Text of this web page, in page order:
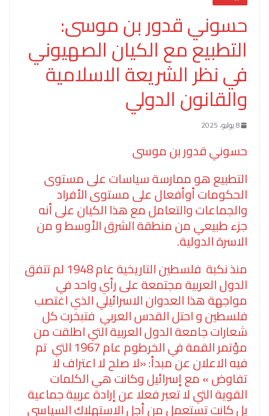
حسوني قدور بن موسى:
التطبيع مع الكيان الصهيوني
في نظر الشريعة الاسلامية
والقانون الدولي
8 يوليو، 2025
حسوني قدور بن موسى
التطبيع هو ممارسة سياسات على مستوى
الحكومات أوأفعال على مستوى الأفراد
والجماعات والتعامل مع هذا الكيان على أنه
جزء طبيعي من منطقة الشرق الأوسط و من
الاسرة الدولية.
منذ نكبة فلسطين التاريخية عام 1948 لم تتفق
الدول العربية مجتمعة على رأي واحد في
مواجهة هذا العدوان الاسرائيلي الذي اغتصب
فلسطين و احتل القدس العربي فتبخرت كل
شعارات جامعة الدول العربية التي اطلقت من
مؤتمر القمة في الخرطوم عام 1967 التي تم
فيه الاعلان عن مبدأ: «لا صلح لا اعتراف لا
تفاوض » مع إسرائيل وكانت هي الكلمات
القوية التي لا تعبر فعلا عن إرادة عربية جماعية
بل كانت تستعمل من أجل الاستهلاك السياسي